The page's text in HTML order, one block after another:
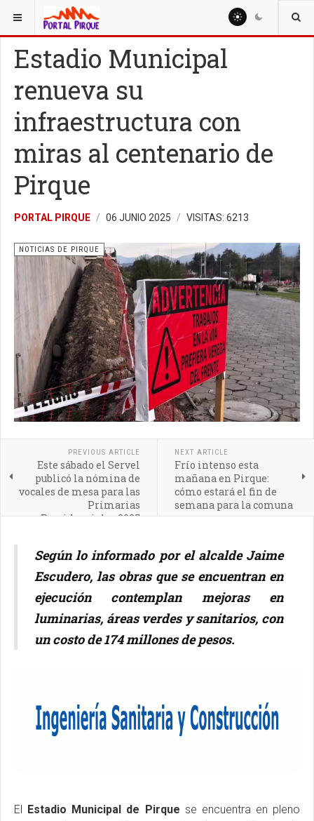
ESTÁ AQUÍ: NOTICIAS
Estadio Municipal
renueva su
infraestructura con
miras al centenario de
Pirque
PORTAL PIRQUE 06 JUNIO 2025 VISITAS: 6213
NOTICIAS DE PIRQUE
PREVIOUS ARTICLE
Este sábado el Servel
publicó la nómina de
vocales de mesa para las
Primarias
Presidenciales 2025
NEXT ARTICLE
Frío intenso esta
mañana en Pirque:
cómo estará el fin de
semana para la comuna
Según lo informado por el alcalde Jaime
Escudero, las obras que se encuentran en
ejecución contemplan mejoras en
luminarias, áreas verdes y sanitarios, con
un costo de 174 millones de pesos.
El Estadio Municipal de Pirque se encuentra en pleno